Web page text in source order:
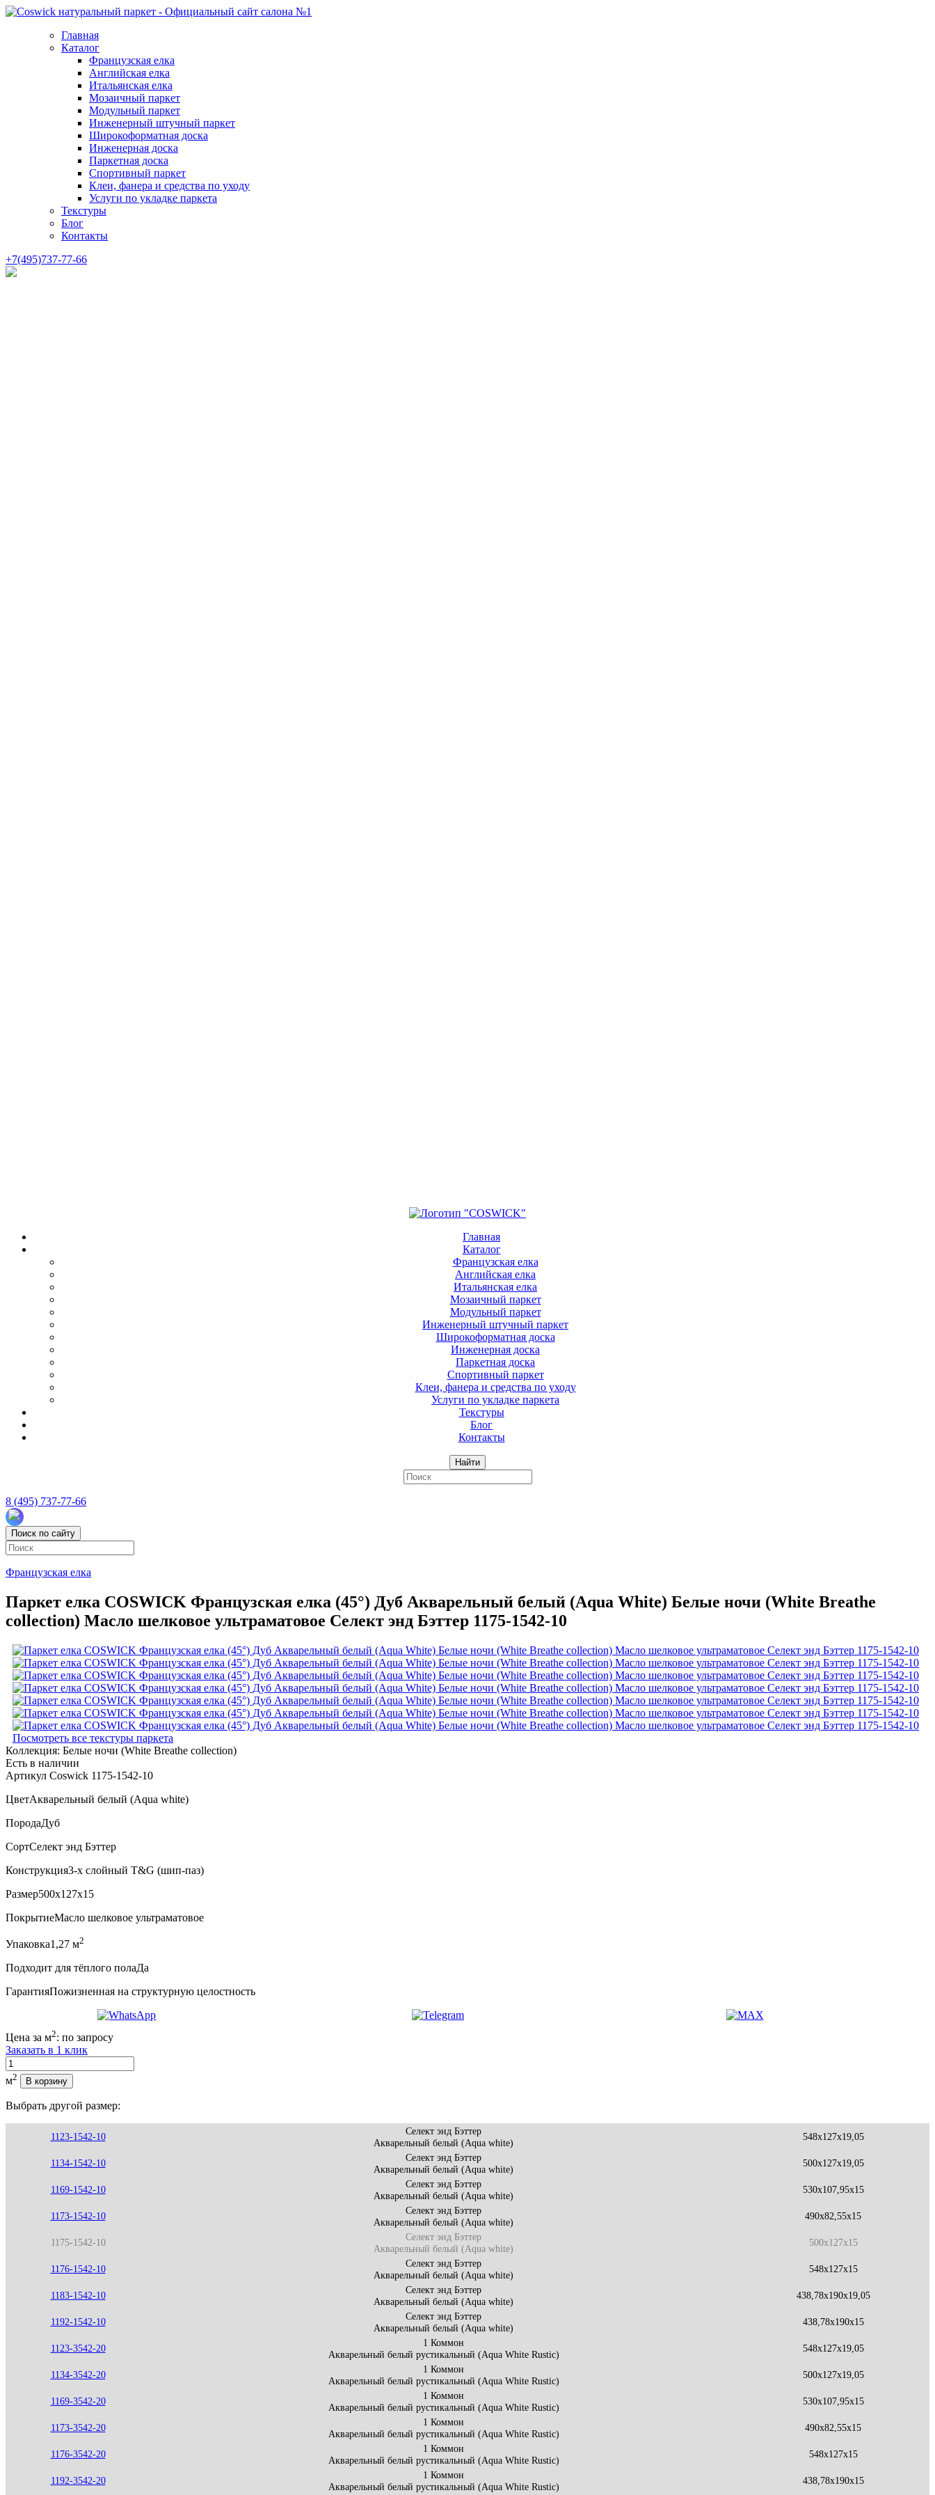
Главная
Каталог
Французская елка
Английская елка
Итальянская елка
Мозаичный паркет
Модульный паркет
Инженерный штучный паркет
Широкоформатная доска
Инженерная доска
Паркетная доска
Спортивный паркет
Клеи, фанера и средства по уходу
Услуги по укладке паркета
Текстуры
Блог
Контакты
+7(495)737-77-66
Главная
Каталог
Французская елка
Английская елка
Итальянская елка
Мозаичный паркет
Модульный паркет
Инженерный штучный паркет
Широкоформатная доска
Инженерная доска
Паркетная доска
Спортивный паркет
Клеи, фанера и средства по уходу
Услуги по укладке паркета
Текстуры
Блог
Контакты
Найти
8 (495) 737-77-66
Поиск по сайту
Французская елка
Паркет елка COSWICK Французская елка (45°) Дуб Акварельный белый (Aqua White) Белые ночи (White Breathe
collection) Масло шелковое ультраматовое Селект энд Бэттер 1175-1542-10
Посмотреть все текстуры паркета
Коллекция: Белые ночи (White Breathe collection)
Есть в наличии
Артикул Coswick 1175-1542-10
ЦветАкварельный белый (Aqua white)
ПородаДуб
СортСелект энд Бэттер
Конструкция3-х слойный T&G (шип-паз)
Размер500x127x15
ПокрытиеМасло шелковое ультраматовое
Упаковка1,27 м2
Подходит для тёплого полаДа
ГарантияПожизненная на структурную целостность
Цена за м2: по запросу
Заказать в 1 клик
Количество
м2 В корзину
Выбрать другой размер:
1123-1542-10
Селект энд Бэттер
Акварельный белый (Aqua white)
548x127x19,05
1134-1542-10
Селект энд Бэттер
Акварельный белый (Aqua white)
500x127x19,05
1169-1542-10
Селект энд Бэттер
Акварельный белый (Aqua white)
530x107,95x15
1173-1542-10
Селект энд Бэттер
Акварельный белый (Aqua white)
490x82,55x15
1175-1542-10
Селект энд Бэттер
Акварельный белый (Aqua white)
500x127x15
1176-1542-10
Селект энд Бэттер
Акварельный белый (Aqua white)
548x127x15
1183-1542-10
Селект энд Бэттер
Акварельный белый (Aqua white)
438,78x190x19,05
1192-1542-10
Селект энд Бэттер
Акварельный белый (Aqua white)
438,78x190x15
1123-3542-20
1 Коммон
Акварельный белый рустикальный (Aqua White Rustic)
548x127x19,05
1134-3542-20
1 Коммон
Акварельный белый рустикальный (Aqua White Rustic)
500x127x19,05
1169-3542-20
1 Коммон
Акварельный белый рустикальный (Aqua White Rustic)
530x107,95x15
1173-3542-20
1 Коммон
Акварельный белый рустикальный (Aqua White Rustic)
490x82,55x15
1176-3542-20
1 Коммон
Акварельный белый рустикальный (Aqua White Rustic)
548x127x15
1192-3542-20
1 Коммон
Акварельный белый рустикальный (Aqua White Rustic)
438,78x190x15